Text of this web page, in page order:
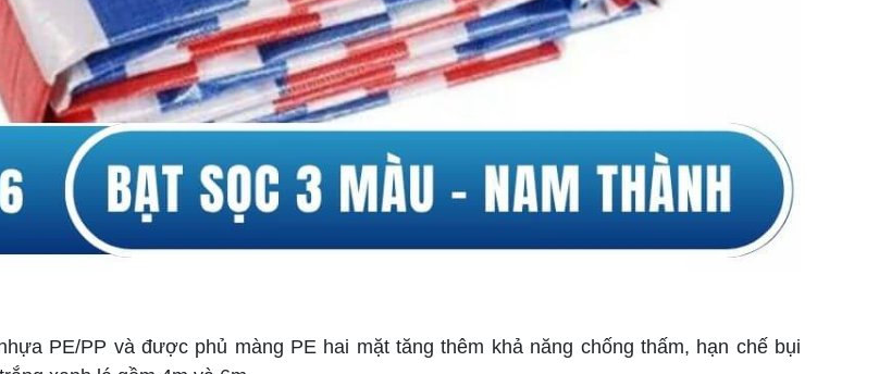
PE/PP và được phủ màng PE hai mặt tăng thêm khả năng chống thấm, hạn chế bụi